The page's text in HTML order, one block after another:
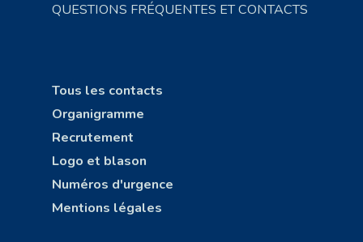
QUESTIONS FRÉQUENTES ET CONTACTS
Tous les contacts
Organigramme
Recrutement
Logo et blason
Numéros d'urgence
Mentions légales